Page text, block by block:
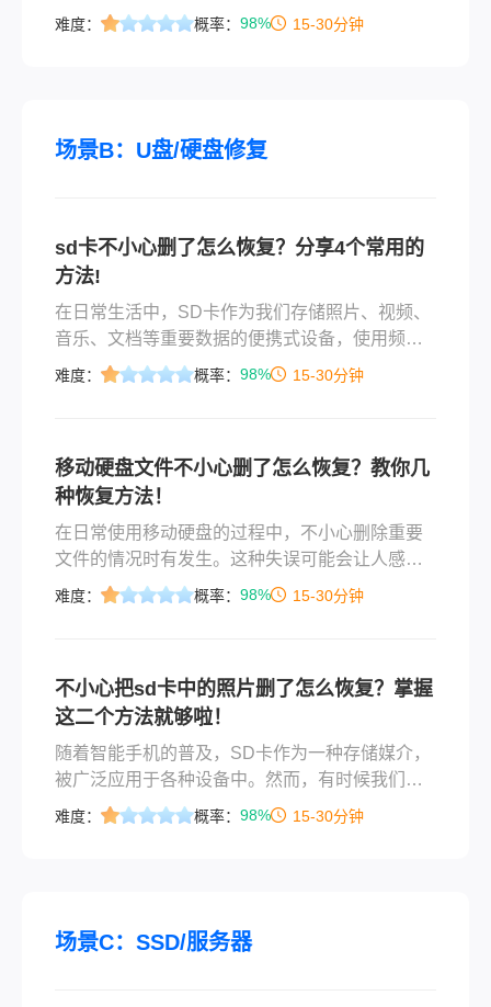
生。幸运的是，根据删除的具体情况和文件的重
难度： 概率： 98% 15-30分钟
场景B：U盘/硬盘修复
sd卡不小心删了怎么恢复？分享4个常用的
方法!
在日常生活中，SD卡作为我们存储照片、视频、
音乐、文档等重要数据的便携式设备，使用频率
极高。然而，由于各种原因，如操作失误、病毒
么恢复呢？别担心，本文将为您介绍几种有效的
SD卡数据恢复方法，帮助您找回丢失的数据。
难度： 概率： 98% 15-30分钟
移动硬盘文件不小心删了怎么恢复？教你几
种恢复方法！
在日常使用移动硬盘的过程中，不小心删除重要
文件的情况时有发生。这种失误可能会让人感到
焦虑不安，特别是当这些文件包含无法替代的数
件。那么移动硬盘文件不小心删了怎么恢复呢？
本文将为您详细介绍移动硬盘文件误删后的恢复
步骤和注意事项。
难度： 概率： 98% 15-30分钟
不小心把sd卡中的照片删了怎么恢复？掌握
这二个方法就够啦！
随着智能手机的普及，SD卡作为一种存储媒介，
被广泛应用于各种设备中。然而，有时候我们会
不小心删除SD卡中的照片，导致珍贵记忆的丢
难度： 概率： 98% 15-30分钟
场景C：SSD/服务器